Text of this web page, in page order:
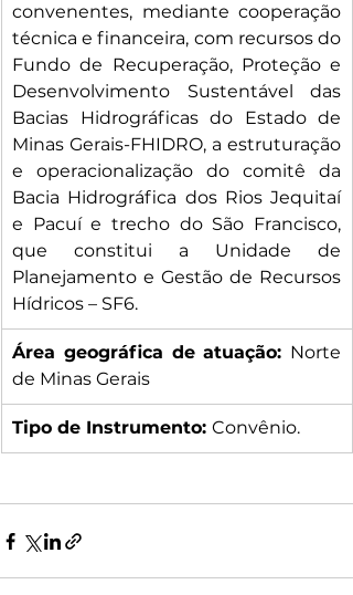
convenentes, mediante cooperação
técnica e financeira, com recursos do
Fundo de Recuperação, Proteção e
Desenvolvimento Sustentável das
Bacias Hidrográficas do Estado de
Minas Gerais-FHIDRO, a estruturação
e operacionalização do comitê da
Bacia Hidrográfica dos Rios Jequitaí
e Pacuí e trecho do São Francisco,
que constitui a Unidade de
Planejamento e Gestão de Recursos
Hídricos – SF6.
Área geográfica de atuação: Norte
de Minas Gerais
Tipo de Instrumento: Convênio.